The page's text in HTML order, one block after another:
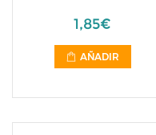
1,85€
AÑADIR